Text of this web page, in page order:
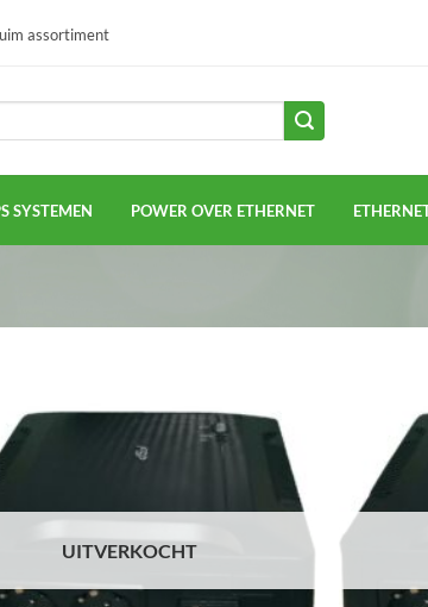
assortiment
SYSTEMEN POWER OVER ETHERNET
UITVERKOCHT